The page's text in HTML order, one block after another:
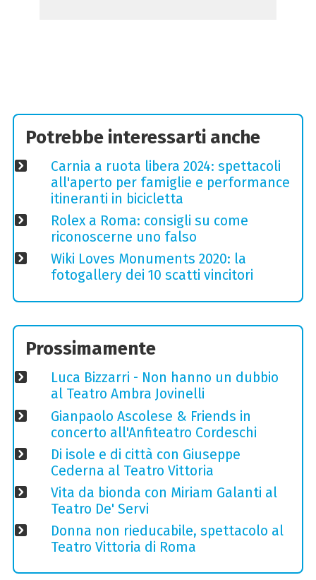
Potrebbe interessarti anche
Carnia a ruota libera 2024: spettacoli
all'aperto per famiglie e performance
itineranti in bicicletta
Rolex a Roma: consigli su come
riconoscerne uno falso
Wiki Loves Monuments 2020: la
fotogallery dei 10 scatti vincitori
Prossimamente
Luca Bizzarri - Non hanno un dubbio
al Teatro Ambra Jovinelli
Gianpaolo Ascolese & Friends in
concerto all'Anfiteatro Cordeschi
Di isole e di città con Giuseppe
Cederna al Teatro Vittoria
Vita da bionda con Miriam Galanti al
Teatro De' Servi
Donna non rieducabile, spettacolo al
Teatro Vittoria di Roma